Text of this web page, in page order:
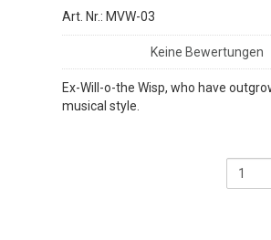
Art. Nr.: MVW-03
Keine Bewertungen
Ex-Will-o-the Wisp, who have
musical style.